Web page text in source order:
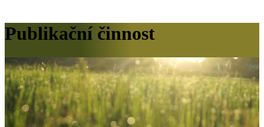
Publikační činnost